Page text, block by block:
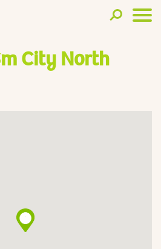
City North